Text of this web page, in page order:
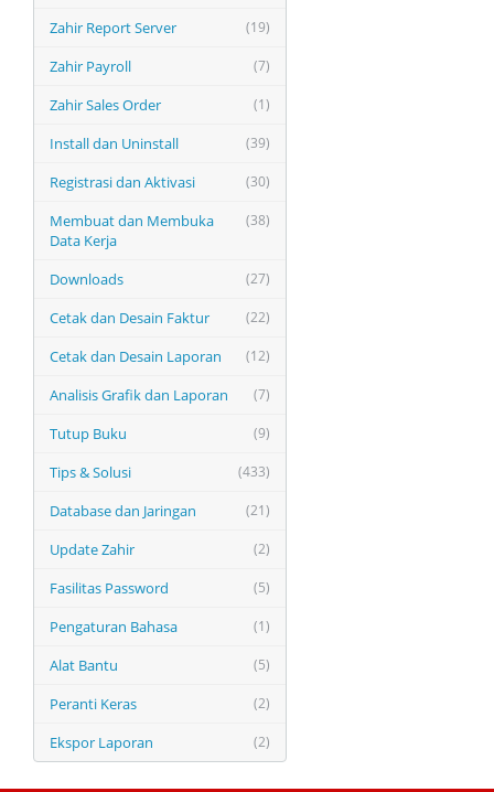
(19)
Zahir Report Server
(7)
Zahir Payroll
(1)
Zahir Sales Order
(39)
Install dan Uninstall
(30)
Registrasi dan Aktivasi
(38)
Membuat dan Membuka
Data Kerja
(27)
Downloads
(22)
Cetak dan Desain Faktur
(12)
Cetak dan Desain Laporan
(7)
Analisis Grafik dan Laporan
(9)
Tutup Buku
(433)
Tips & Solusi
(21)
Database dan Jaringan
(2)
Update Zahir
(5)
Fasilitas Password
(1)
Pengaturan Bahasa
(5)
Alat Bantu
(2)
Peranti Keras
(2)
Ekspor Laporan